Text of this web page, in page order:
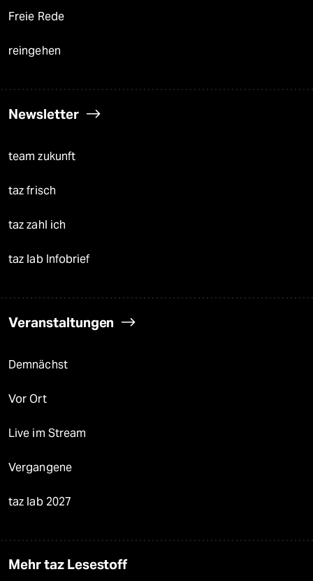
Freie Rede
reingehen
Newsletter
team zukunft
taz frisch
taz zahl ich
taz lab Infobrief
Veranstaltungen
Demnächst
Vor Ort
Live im Stream
Vergangene
taz lab 2027
Mehr taz Lesestoff